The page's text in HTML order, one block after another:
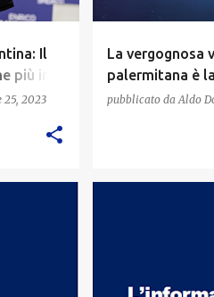
Il
più in
25, 2023
La vergognosa
palermitana è
rappresenta
pubblicato da Aldo